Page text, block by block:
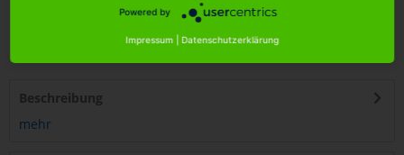
250255 414046
Beschreibung
mehr
Powered by
Impressum Datenschutzerklärung